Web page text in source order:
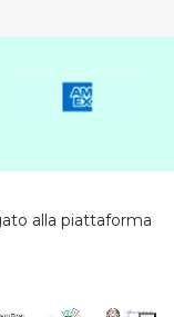
alla piattaforma